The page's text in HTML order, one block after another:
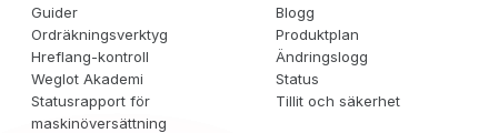
Guider
Ordräkningsverktyg
Hreflang-kontroll
Weglot Akademi
Statusrapport för
maskinöversättning
Blogg
Produktplan
Ändringslogg
Status
Tillit och säkerhet